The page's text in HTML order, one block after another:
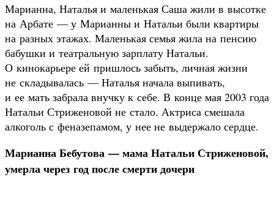
Марианна, Наталья и маленькая Саша жили в высотке
на Арбате — у Марианны и Натальи были квартиры
на разных этажах. Маленькая семья жила на пенсию
бабушки и театральную зарплату Натальи.
О кинокарьере ей пришлось забыть, личная жизни
не складывалась — Наталья начала выпивать,
и ее мать забрала внучку к себе. В конце мая 2003 года
Натальи Стриженовой не стало. Актриса смешала
алкоголь с феназепамом, у нее не выдержало сердце.
Марианна Бебутова — мама Натальи Стриженовой,
умерла через год после смерти дочери